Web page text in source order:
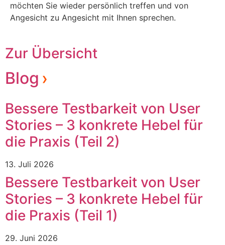
möchten Sie wieder persönlich treffen und von
Angesicht zu Angesicht mit Ihnen sprechen.
Zur Übersicht
Blog
Bessere Testbarkeit von User
Stories – 3 konkrete Hebel für
die Praxis (Teil 2)
13. Juli 2026
Bessere Testbarkeit von User
Stories – 3 konkrete Hebel für
die Praxis (Teil 1)
29. Juni 2026